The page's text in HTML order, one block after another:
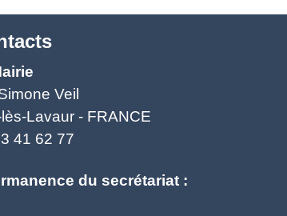
Veil
Lavaur - FRANCE
41 62 77
du secrétariat :